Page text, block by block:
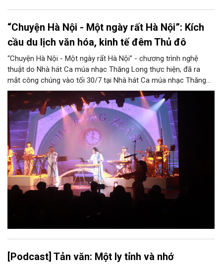
“Chuyện Hà Nội - Một ngày rất Hà Nội”: Kích
cầu du lịch văn hóa, kinh tế đêm Thủ đô
“Chuyện Hà Nội - Một ngày rất Hà Nội” - chương trình nghệ
thuật do Nhà hát Ca múa nhạc Thăng Long thực hiện, đã ra
mắt công chúng vào tối 30/7 tại Nhà hát Ca múa nhạc Thăng
Long (số 31 - 33 phố Lương Văn Can, phường Hoàn Kiếm).
[Podcast] Tản văn: Một ly tỉnh và nhớ